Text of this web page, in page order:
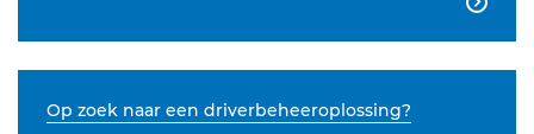

Op zoek naar een driverbeheeroplossing?